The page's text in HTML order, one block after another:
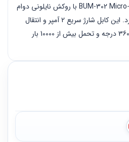
کابل شارژ بیاند مدل BUM-302 Micro-USB 2m با روکش نایلونی دوام
بالا و هسته مسی باکیفیت دارد. این کابل شارژ سریع 2 آمپر و انتقال
داده را فراهم می‌کند. انعطاف 360 درجه و تحمل بیش از 10000 بار